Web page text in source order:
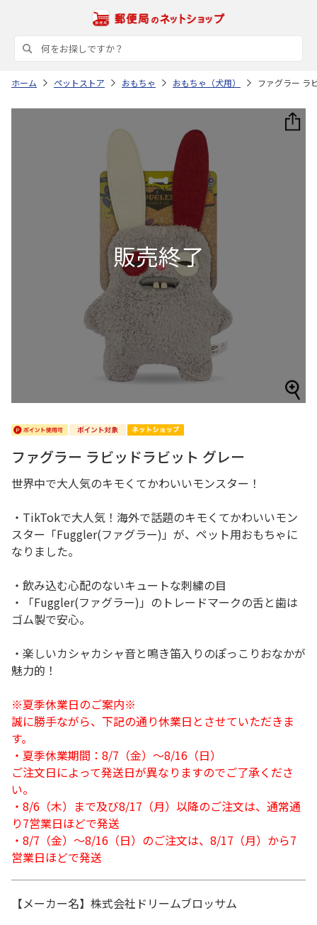
ホーム ペットストア おもちゃ おもちゃ（犬用） ファグラー ラ
ファグラー ラビッドラビット グレー
世界中で大人気のキモくてかわいいモンスター！
・TikTokで大人気！海外で話題のキモくてかわいいモン
スター「Fuggler(ファグラー)」が、ペット用おもちゃに
なりました。
・飲み込む心配のないキュートな刺繍の目
・「Fuggler(ファグラー)」のトレードマークの舌と歯は
ゴム製で安心。
・楽しいカシャカシャ音と鳴き笛入りのぽっこりおなかが
魅力的！
※夏季休業日のご案内※
誠に勝手ながら、下記の通り休業日とさせていただきま
す。
・夏季休業期間：8/7（金）～8/16（日）
ご注文日によって発送日が異なりますのでご了承くださ
い。
・8/6（木）まで及び8/17（月）以降のご注文は、通常通
り7営業日ほどで発送
・8/7（金）～8/16（日）のご注文は、8/17（月）から7
営業日ほどで発送
【メーカー名】株式会社ドリームブロッサム